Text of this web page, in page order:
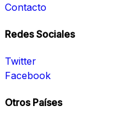
Contacto
Redes Sociales
Twitter
Facebook
Otros Países